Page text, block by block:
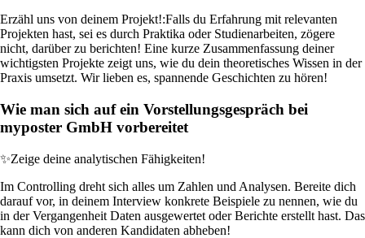
Erzähl uns von deinem Projekt!:Falls du Erfahrung mit relevanten
Projekten hast, sei es durch Praktika oder Studienarbeiten, zögere
nicht, darüber zu berichten! Eine kurze Zusammenfassung deiner
wichtigsten Projekte zeigt uns, wie du dein theoretisches Wissen in der
Praxis umsetzt. Wir lieben es, spannende Geschichten zu hören!
Wie man sich auf ein Vorstellungsgespräch bei
myposter GmbH vorbereitet
✨Zeige deine analytischen Fähigkeiten!
Im Controlling dreht sich alles um Zahlen und Analysen. Bereite dich
darauf vor, in deinem Interview konkrete Beispiele zu nennen, wie du
in der Vergangenheit Daten ausgewertet oder Berichte erstellt hast. Das
kann dich von anderen Kandidaten abheben!